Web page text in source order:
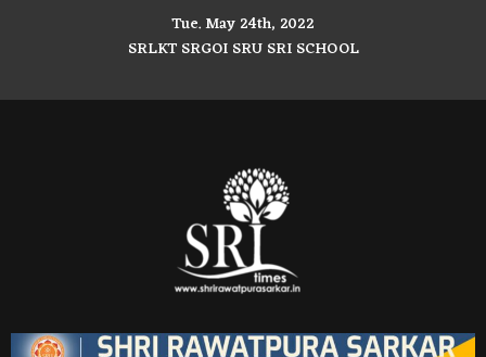
Tue. May 24th, 2022
SRLKT SRGOI SRU SRI SCHOOL